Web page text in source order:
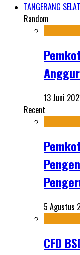
TANGERANG
Random
13 Juni
Recent
5 Agustus
CFD